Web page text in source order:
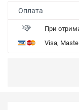
Оплата
При
Visa,